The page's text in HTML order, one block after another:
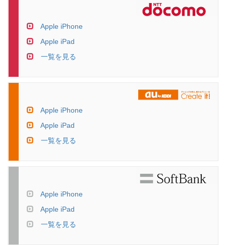
Apple iPhone
Apple iPad
一覧を見る
Apple iPhone
Apple iPad
一覧を見る
Apple iPhone
Apple iPad
一覧を見る